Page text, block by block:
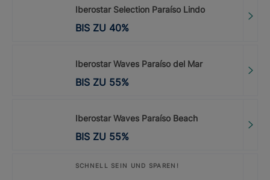
Iberostar Selection Paraíso Lindo
BIS ZU 40%
Iberostar Waves Paraíso del Mar
BIS ZU 55%
Iberostar Waves Paraíso Beach
BIS ZU 55%
SCHNELL SEIN UND SPAREN!